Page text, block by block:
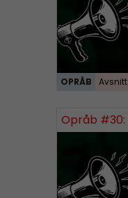
OPRÅB Avsnitt
Opråb #30: